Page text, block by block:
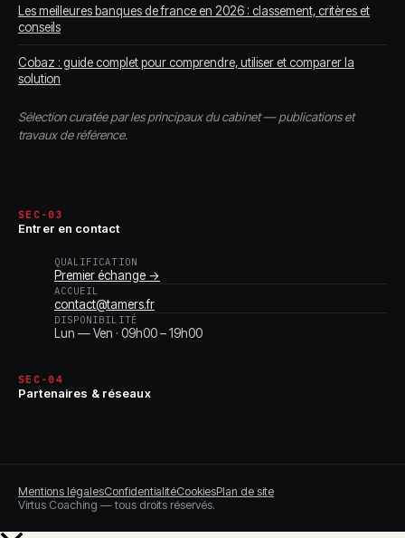
Les meilleures banques de france en 2026 : classement, critères et
conseils
Cobaz : guide complet pour comprendre, utiliser et comparer la
solution
Sélection curatée par les principaux du cabinet — publications et
travaux de référence.
SEC-03
Entrer en contact
QUALIFICATION
Premier échange →
ACCUEIL
contact@tamers.fr
DISPONIBILITÉ
Lun — Ven · 09h00 – 19h00
SEC-04
Partenaires & réseaux
Mentions légalesConfidentialitéCookiesPlan de site
Virtus Coaching — tous droits réservés.